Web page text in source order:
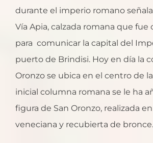
durante el imperio romano
Vía Apia, calzada romana que fue
para comunicar la capital del
puerto de Brindisi. Hoy en día la
Oronzo se ubica en el centro de la
inicial columna romana se le ha
figura de San Oronzo, realizada
veneciana y recubierta de bronce.